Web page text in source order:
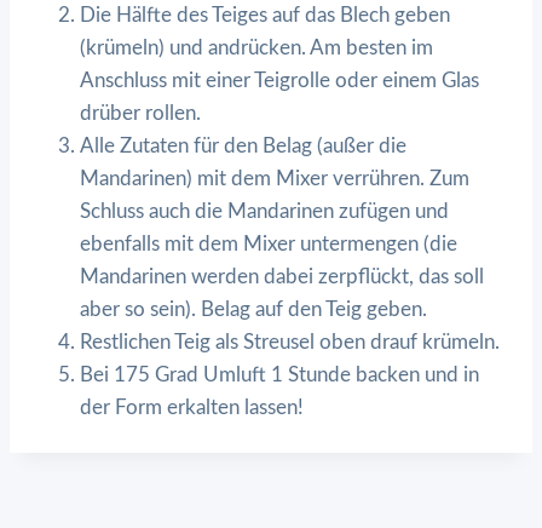
Die Hälfte des Teiges auf das Blech geben
(krümeln) und andrücken. Am besten im
Anschluss mit einer Teigrolle oder einem Glas
drüber rollen.
Alle Zutaten für den Belag (außer die
Mandarinen) mit dem Mixer verrühren. Zum
Schluss auch die Mandarinen zufügen und
ebenfalls mit dem Mixer untermengen (die
Mandarinen werden dabei zerpflückt, das soll
aber so sein). Belag auf den Teig geben.
Restlichen Teig als Streusel oben drauf krümeln.
Bei 175 Grad Umluft 1 Stunde backen und in
der Form erkalten lassen!